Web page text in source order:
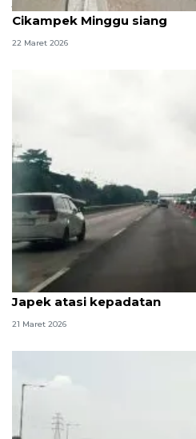
Jasamarga terapkan
Cikampek Minggu siang
22 Maret 2026
Petugas sempat terapkan
Japek atasi kepadatan
21 Maret 2026